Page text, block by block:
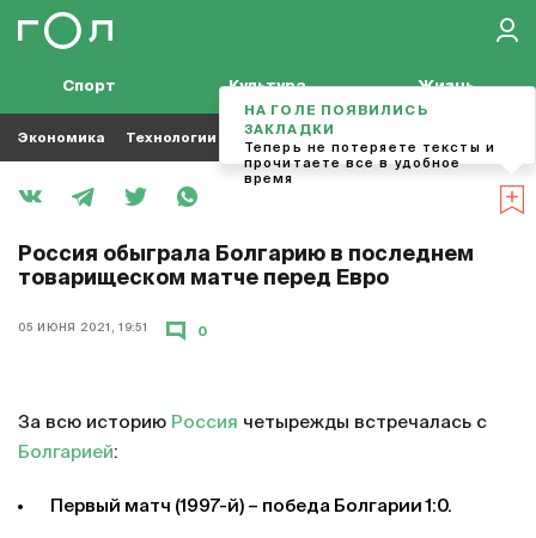
Спорт Культура Жизнь
Экономика Технологии Кино Футбол
Россия обыграла Болгарию в последнем
товарищеском матче перед Евро
05 ИЮНЯ 2021, 19:51 0
За всю историю Россия четырежды встречалась с
Болгарией:
Первый матч (1997-й) – победа Болгарии 1:0.
НА ГОЛЕ ПОЯВИЛИСЬ
ЗАКЛАДКИ
Теперь не потеряете тексты и
прочитаете все в удобное
время